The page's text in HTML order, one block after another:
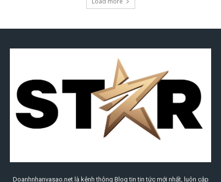
Doanhnhanvasao.net là kênh thông Blog tin tin tức mới nhất, luôn cập